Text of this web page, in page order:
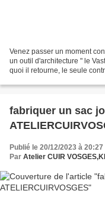
Venez passer un moment
un outil d'architecture " le
quoi il retourne, le seule
fabriquer un sac
Publié le 20/12/2023 à 20:27
Par Atelier CUIR